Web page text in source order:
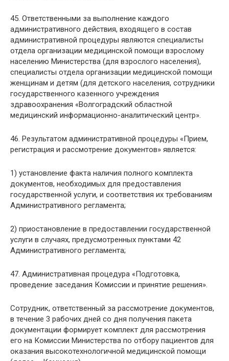
45. Ответственными за выполнение каждого
административного действия, входящего в состав
административной процедуры являются специалисты
отдела организации медицинской помощи взрослому
населению Министерства (для взрослого населения),
специалисты отдела организации медицинской помощи
женщинам и детям (для детского населения, сотрудники
государственного казенного учреждения
здравоохранения «Волгоградский областной
медицинский информационно-аналитический центр».
46. Результатом административной процедуры «Прием,
регистрация и рассмотрение документов» является:
1) установление факта наличия полного комплекта
документов, необходимых для предоставления
государственной услуги, и соответствия их требованиям
Административного регламента;
2) приостановление в предоставлении государственной
услуги в случаях, предусмотренных пунктами 42
Административного регламента;
47. Административная процедура «Подготовка,
проведение заседания Комиссии и принятие решения».
Сотрудник, ответственный за рассмотрение документов,
в течение 3 рабочих дней со дня получения пакета
документации формирует комплект для рассмотрения
его на Комиссии Министерства по отбору пациентов для
оказания высокотехнологичной медицинской помощи